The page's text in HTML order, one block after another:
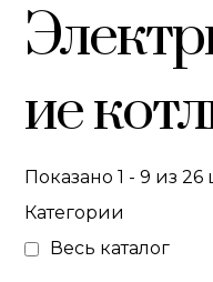
ие
Показано 1 - 9 из 26
Категории
Весь каталог